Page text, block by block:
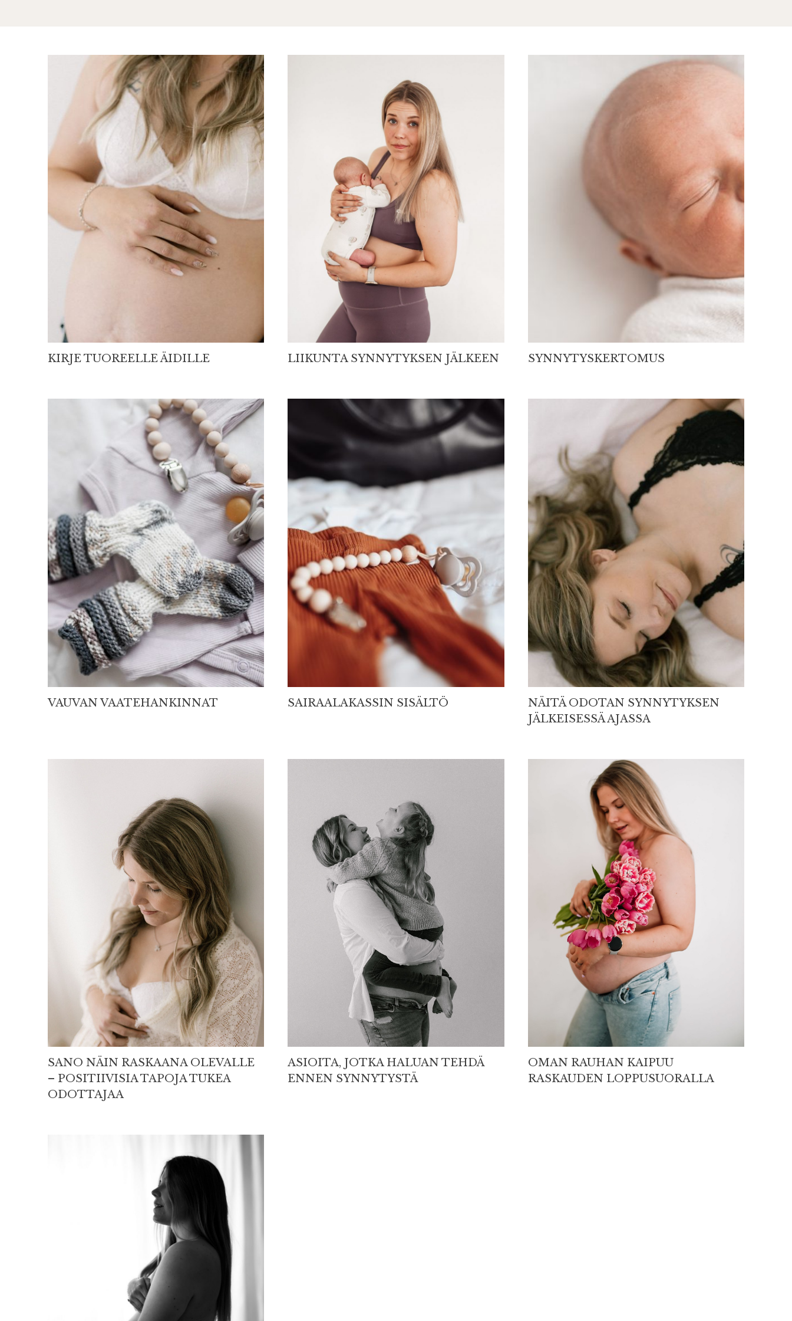
KIRJE TUOREELLE ÄIDILLE LIIKUNTA SYNNYTYKSEN JÄLKEEN SYNNYTYSKERTOMUS
VAUVAN VAATEHANKINNAT SAIRAALAKASSIN SISÄLTÖ
NÄITÄ ODOTAN SYNNYTYKSEN
JÄLKEISESSÄ AJASSA
SANO NÄIN RASKAANA OLEVALLE
– POSITIIVISIA TAPOJA TUKEA
ODOTTAJAA
ASIOITA, JOTKA HALUAN TEHDÄ
ENNEN SYNNYTYSTÄ
OMAN RAUHAN KAIPUU
RASKAUDEN LOPPUSUORALLA